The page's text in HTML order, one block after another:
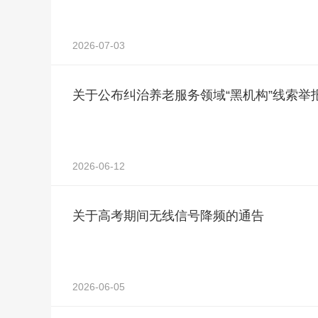
2026-07-03
关于公布纠治养老服务领域“黑机构”线索举
2026-06-12
关于高考期间无线信号降频的通告
2026-06-05